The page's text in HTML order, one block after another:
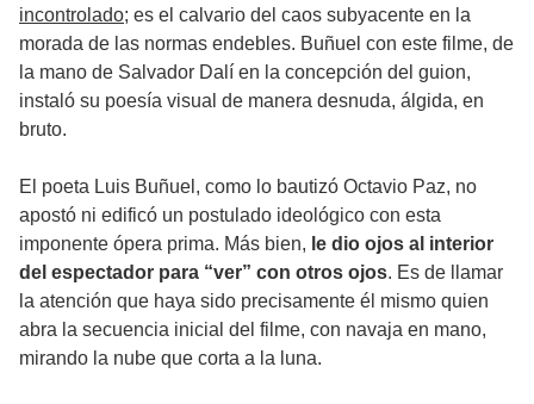
incontrolado; es el calvario del caos subyacente en la
morada de las normas endebles. Buñuel con este filme, de
la mano de Salvador Dalí en la concepción del guion,
instaló su poesía visual de manera desnuda, álgida, en
bruto.
El poeta Luis Buñuel, como lo bautizó Octavio Paz, no
apostó ni edificó un postulado ideológico con esta
imponente ópera prima. Más bien, le dio ojos al interior
del espectador para “ver” con otros ojos. Es de llamar
la atención que haya sido precisamente él mismo quien
abra la secuencia inicial del filme, con navaja en mano,
mirando la nube que corta a la luna.